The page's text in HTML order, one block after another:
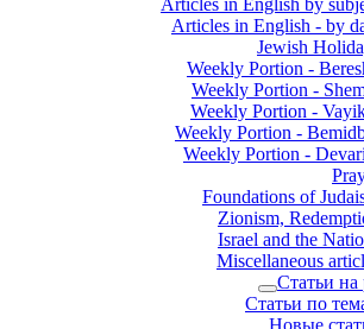
Articles in English by
Articles in English - by
Jewish
Weekly Portion -
Weekly Portion -
Weekly Portion -
Weekly Portion -
Weekly Portion -
Foundations of
Zionism,
Israel and the
Miscellaneous
Статьи на
Статьи по
Новые